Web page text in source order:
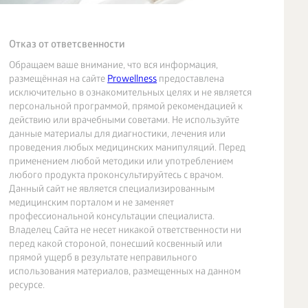
Отказ от ответсвенности
Обращаем ваше внимание, что вся информация,
размещённая на сайтеProwellnessпредоставлена
исключительно в ознакомительных целях и не является
персональной программой, прямой рекомендацией к
действию или врачебными советами. Не используйте
данные материалы для диагностики, лечения или
проведения любых медицинских манипуляций. Перед
применением любой методики или употреблением
любого продукта проконсультируйтесь с врачом.
Данный сайт не является специализированным
медицинским порталом и не заменяет
профессиональной консультации специалиста.
Владелец Сайта не несет никакой ответственности ни
перед какой стороной, понесший косвенный или
прямой ущерб в результате неправильного
использования материалов, размещенных на данном
ресурсе.